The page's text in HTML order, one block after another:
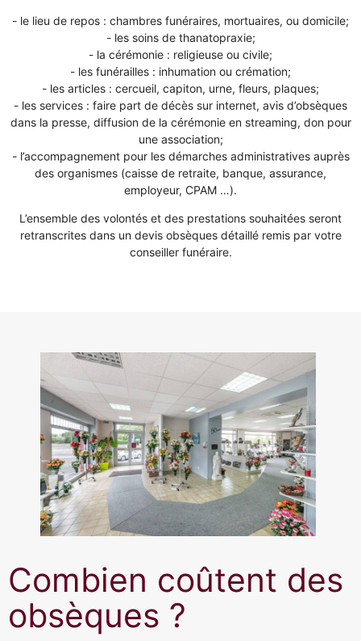
- le lieu de repos : chambres funéraires, mortuaires, ou domicile;
- les soins de thanatopraxie;
- la cérémonie : religieuse ou civile;
- les funérailles : inhumation ou crémation;
- les articles : cercueil, capiton, urne, fleurs, plaques;
- les services : faire part de décès sur internet, avis d’obsèques
dans la presse, diffusion de la cérémonie en streaming, don pour
une association;
- l’accompagnement pour les démarches administratives auprès
des organismes (caisse de retraite, banque, assurance,
employeur, CPAM …).
L’ensemble des volontés et des prestations souhaitées seront
retranscrites dans un devis obsèques détaillé remis par votre
conseiller funéraire.
Combien coûtent des
obsèques ?